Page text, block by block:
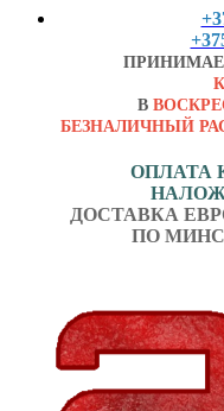
В
БЕЗНАЛИЧНЫЙ
ОПЛАТА
ДОСТАВКА
ПО